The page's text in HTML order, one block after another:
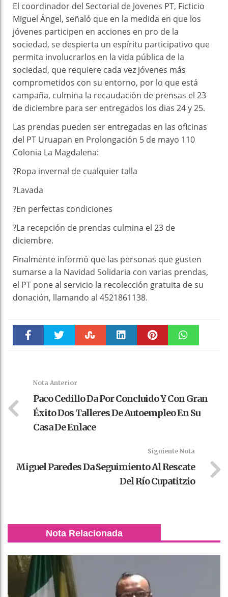
El coordinador del Sectorial de Jovenes PT, Ficticio
Miguel Ángel, señaló que en la medida en que los
jóvenes participen en acciones en pro de la
sociedad, se despierta un espíritu participativo que
permita involucrarlos en la vida pública de la
sociedad, que requiere cada vez jóvenes más
comprometidos con su entorno, por lo que está
campaña, culmina la recaudación de prensas el 23
de diciembre para ser entregados los dias 24 y 25.
Las prendas pueden ser entregadas en las oficinas
del PT Uruapan en Prolongación 5 de mayo 110
Colonia La Magdalena:
?Ropa invernal de cualquier talla
?Lavada
?En perfectas condiciones
?La recepción de prendas culmina el 23 de
diciembre.
Finalmente informó que las personas que gusten
sumarse a la Navidad Solidaria con varias prendas,
el PT pone al servicio la recolección gratuita de su
donación, llamando al 4521861138.
Nota Anterior
Paco Cedillo Da Por Concluido Y Con Gran
Éxito Dos Talleres De Autoempleo En Su
Casa De Enlace
Siguiente Nota
Miguel Paredes Da Seguimiento Al Rescate
Del Río Cupatitzio
Nota Relacionada